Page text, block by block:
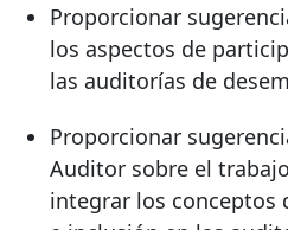
Proporcionar
los aspectos de
las auditorías de
Proporcionar
Auditor sobre el
integrar los conceptos